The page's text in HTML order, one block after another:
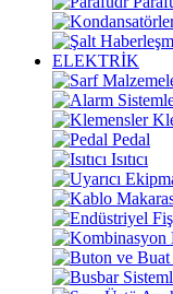
ELEKTRİK
Pedal
Isıtıcı